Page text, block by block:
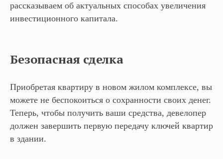
рассказываем об актуальных способах увеличения
инвестиционного капитала.
Безопасная сделка
Приобретая квартиру в новом жилом комплексе, вы
можете не беспокоиться о сохранности своих денег.
Теперь, чтобы получить ваши средства, девелопер
должен завершить первую передачу ключей квартир
в здании.